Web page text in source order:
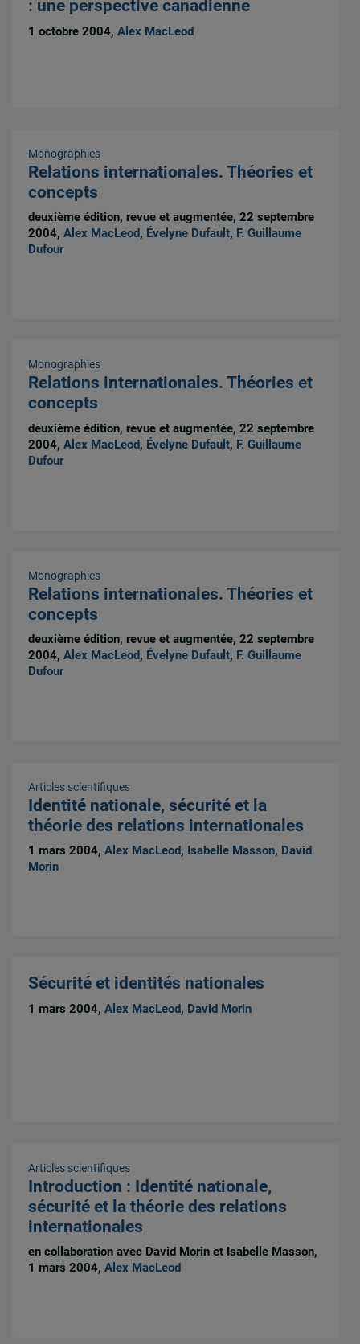
: une perspective canadienne
1 octobre 2004,Alex MacLeod
Monographies
Relations internationales. Théories et
concepts
deuxième édition, revue et augmentée, 22 septembre
2004,Alex MacLeod, Évelyne Dufault, F. Guillaume
Dufour
Monographies
Relations internationales. Théories et
concepts
deuxième édition, revue et augmentée, 22 septembre
2004,Alex MacLeod, Évelyne Dufault, F. Guillaume
Dufour
Monographies
Relations internationales. Théories et
concepts
deuxième édition, revue et augmentée, 22 septembre
2004,Alex MacLeod, Évelyne Dufault, F. Guillaume
Dufour
Articles scientifiques
Identité nationale, sécurité et la
théorie des relations internationales
1 mars 2004,Alex MacLeod, Isabelle Masson, David
Morin
Sécurité et identités nationales
1 mars 2004,Alex MacLeod, David Morin
Articles scientifiques
Introduction : Identité nationale,
sécurité et la théorie des relations
internationales
en collaboration avec David Morin et Isabelle Masson,
1 mars 2004,Alex MacLeod